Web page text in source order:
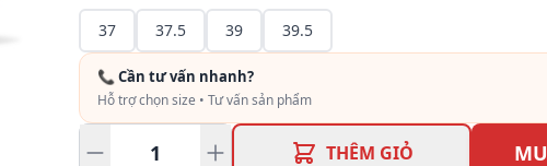
37 37.5 39 39.5
📞 Cần tư vấn nhanh?
Hỗ trợ chọn size • Tư vấn sản phẩm
THÊM GIỎ